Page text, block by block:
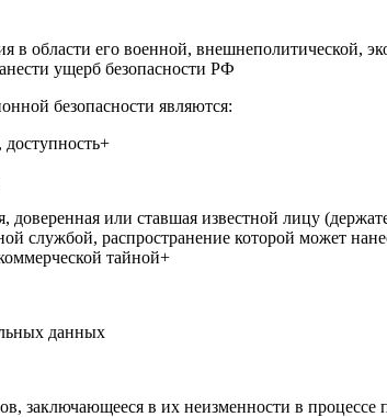
в области его военной, внешнеполитической,
ущерб безопасности РФ
безопасности являются:
доступность+
или ставшая известной лицу
службой, распространение которой может
тайной+
данных
заключающееся в их неизменности в процессе